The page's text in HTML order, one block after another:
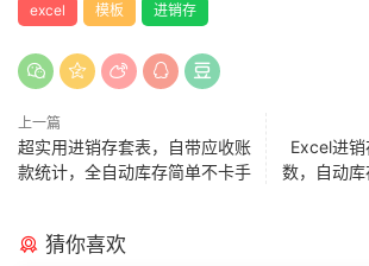
excel 模板 进销存
上一篇
超实用进销存套表，自带应收账
款统计，全自动库存简单不卡手
Excel进
数，自动
猜你喜欢